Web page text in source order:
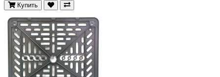
Купить